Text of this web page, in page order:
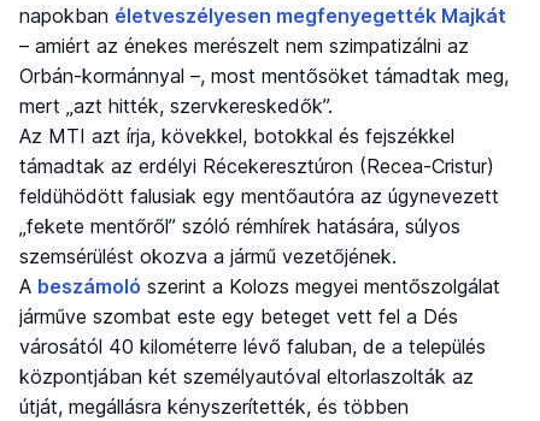
napokban életveszélyesen megfenyegették Majkát
– amiért az énekes merészelt nem szimpatizálni az
Orbán-kormánnyal –, most mentősöket támadtak meg,
mert „azt hitték, szervkereskedők”.
Az MTI azt írja, kövekkel, botokkal és fejszékkel
támadtak az erdélyi Récekeresztúron (Recea-Cristur)
feldühödött falusiak egy mentőautóra az úgynevezett
„fekete mentőről” szóló rémhírek hatására, súlyos
szemsérülést okozva a jármű vezetőjének.
A beszámoló szerint a Kolozs megyei mentőszolgálat
járműve szombat este egy beteget vett fel a Dés
városától 40 kilométerre lévő faluban, de a település
központjában két személyautóval eltorlaszolták az
útját, megállásra kényszerítették, és többen